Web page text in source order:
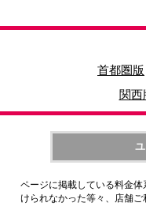
首都圏版
関西
ページに掲載している料金
けられなかった等々、店舗